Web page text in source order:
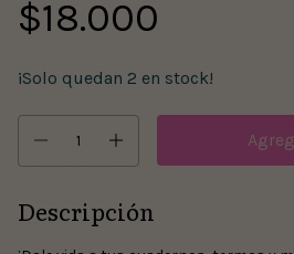
$18.000
¡Solo quedan 2 en stock!
Descripción